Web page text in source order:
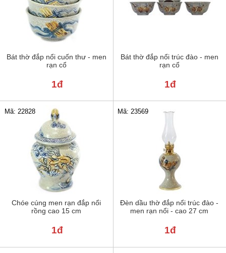
Bát thờ đắp nổi cuốn thư - men
rạn cổ
1đ
Bát thờ đắp nổi trúc đào - men
rạn cổ
1đ
Chóe cúng men rạn đắp nổi
rồng cao 15 cm
Mã: 22828
1đ
Đèn dầu thờ đắp nổi trúc đào -
men rạn nổi - cao 27 cm
Mã: 23569
1đ